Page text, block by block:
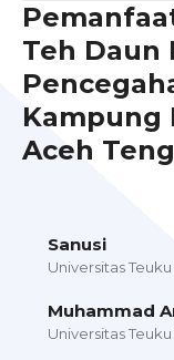
Teh Daun
Kampung
Aceh
Sanusi
Universitas
Muhammad
Universitas